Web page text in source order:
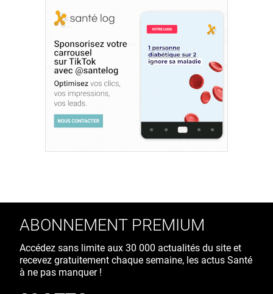
ABONNEMENT PREMIUM
Accédez sans limite aux 30 000 actualités du site et
recevez gratuitement chaque semaine, les actus Santé
à ne pas manquer !